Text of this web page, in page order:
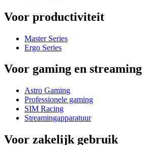
Voor productiviteit
Master Series
Ergo Series
Voor gaming en streaming
Astro Gaming
Professionele gaming
SIM Racing
Streamingapparatuur
Voor zakelijk gebruik